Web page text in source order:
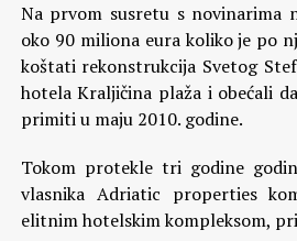
Na prvom susretu s novinarima
oko 90 miliona eura koliko je po
koštati rekonstrukcija Svetog
hotela Kraljičina plaža i obećali
primiti u maju 2010. godine.
Tokom protekle tri godine
vlasnika Adriatic properties
elitnim hotelskim kompleksom,